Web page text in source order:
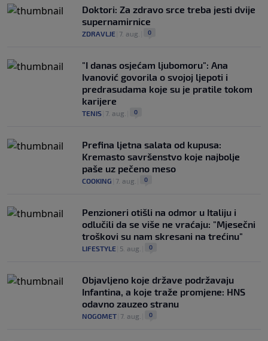
Doktori: Za zdravo srce treba jesti dvije
supernamirnice
ZDRAVLJE 7. aug. 0
"I danas osjećam ljubomoru": Ana
Ivanović govorila o svojoj ljepoti i
predrasudama koje su je pratile tokom
karijere
TENIS 7. aug. 0
Prefina ljetna salata od kupusa:
Kremasto savršenstvo koje najbolje
paše uz pečeno meso
COOKING 7. aug. 0
Penzioneri otišli na odmor u Italiju i
odlučili da se više ne vraćaju: "Mjesečni
troškovi su nam skresani na trećinu"
LIFESTYLE 5. aug. 0
Objavljeno koje države podržavaju
Infantina, a koje traže promjene: HNS
odavno zauzeo stranu
NOGOMET 7. aug. 0